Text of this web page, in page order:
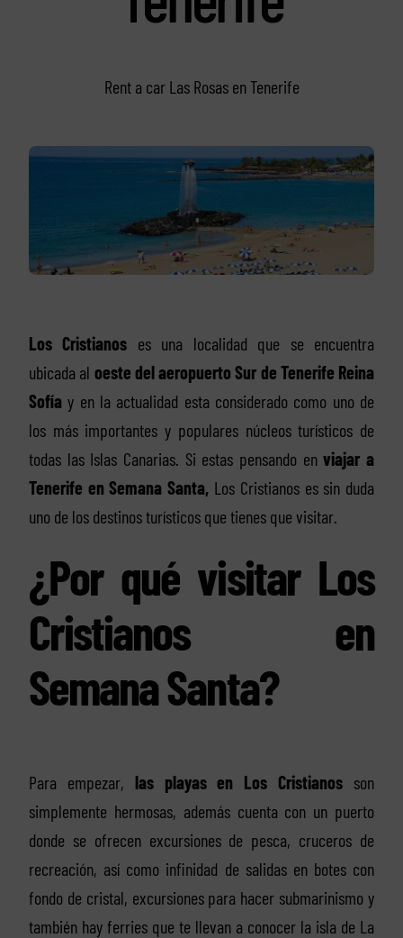
Rent a car Las Rosas en Tenerife
Los Cristianos es una localidad que se encuentra
ubicada al oeste del aeropuerto Sur de Tenerife Reina
Sofía y en la actualidad esta considerado como uno de
los más importantes y populares núcleos turísticos de
todas las Islas Canarias. Si estas pensando enviajar a
Tenerife en Semana Santa, Los Cristianos es sin duda
uno de los destinos turísticos que tienes que visitar.
¿Por qué visitar Los
Cristianos en
Semana Santa?
Para empezar, las playas en Los Cristianos son
simplemente hermosas, además cuenta con un puerto
donde se ofrecen excursiones de pesca, cruceros de
recreación, así como infinidad de salidas en botes con
fondo de cristal, excursiones para hacer submarinismo y
también hay ferries que te llevan a conocer la isla de La